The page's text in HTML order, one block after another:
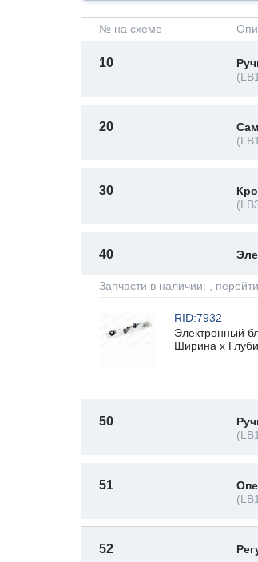
№ на схеме
10
20
30
40
Запчасти в наличии: , перейти
RID:7932
Электронный
Ширина х
50
51
52